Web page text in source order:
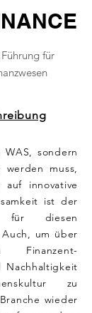
für
sondern
muss,
innovative
ist der
für diesen
Auch, um über
Nachhaltigkeit
zu
wieder